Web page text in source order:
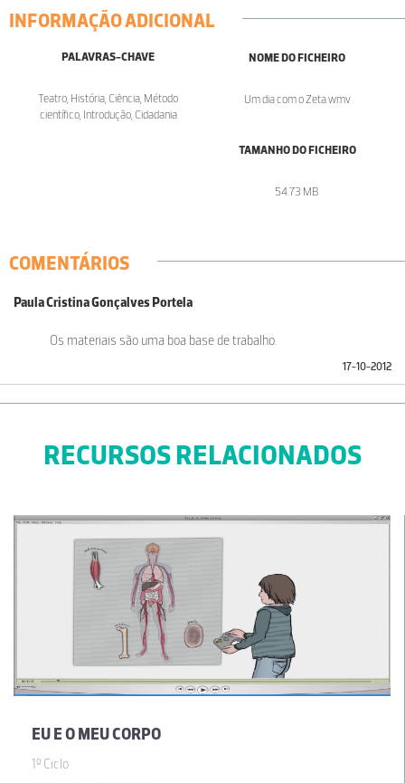
INFORMAÇÃO ADICIONAL
PALAVRAS-CHAVE
Teatro, História, Ciência, Método
científico, Introdução, Cidadania
NOME DO FICHEIRO
Um dia com o Zeta.wmv
TAMANHO DO FICHEIRO
54.73 MB
COMENTÁRIOS
Paula Cristina Gonçalves Portela
Os materiais são uma boa base de trabalho.
17-10-2012
RECURSOS RELACIONADOS
EU E O MEU CORPO
1º Ciclo